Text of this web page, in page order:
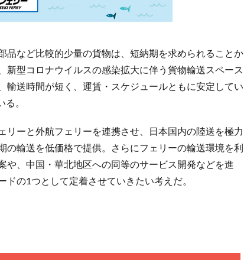
品など比較的少量の貨物は、短納期を求められることか
新型コロナウイルスの感染拡大に伴う貨物輸送スペース
輸送時間が短く、運賃・スケジュールともに安定してい
。
リーと外航フェリーを連携させ、日本国内の陸送を極力
の輸送を低価格で提供。さらにフェリーの輸送環境を利
や、中国・華北地区への同等のサービス開発などを進
の1つとして定着させていきたい考えだ。